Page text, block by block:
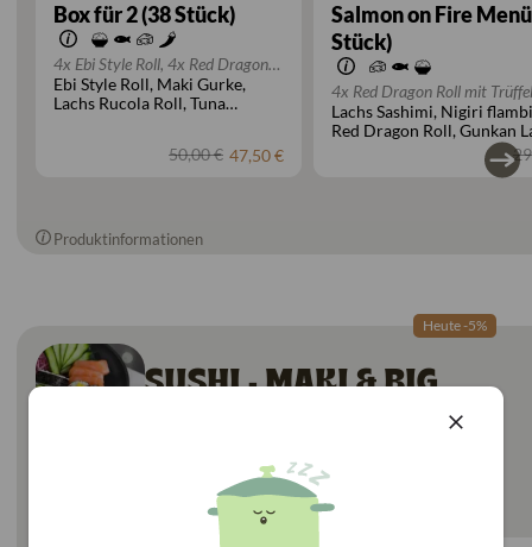
Box für 2 (38 Stück)
4x Ebi Style Roll, 4x Red Dragon
Roll mit Trüffel, 4x Lachs Rucola
Roll, 4x Tuna Supreme Roll, 8x
Ebi Style Roll Maki Gurke
Lachs Rucola Roll Tuna
50,00 € 47,50 €
Salmon on Fire
Stück)
4x Red Dragon Roll mit
Sashimi, 3x Nigiri flambierter
Gunkan flambierter Lachs mit
Lachs Sashimi Nigiri
Red Dragon Roll Gunkan
Produktinformationen
Heute -5%
SUSHI - MAKI & BIG
Alle Gerichte mit: Nori-Blatt & Sushireis